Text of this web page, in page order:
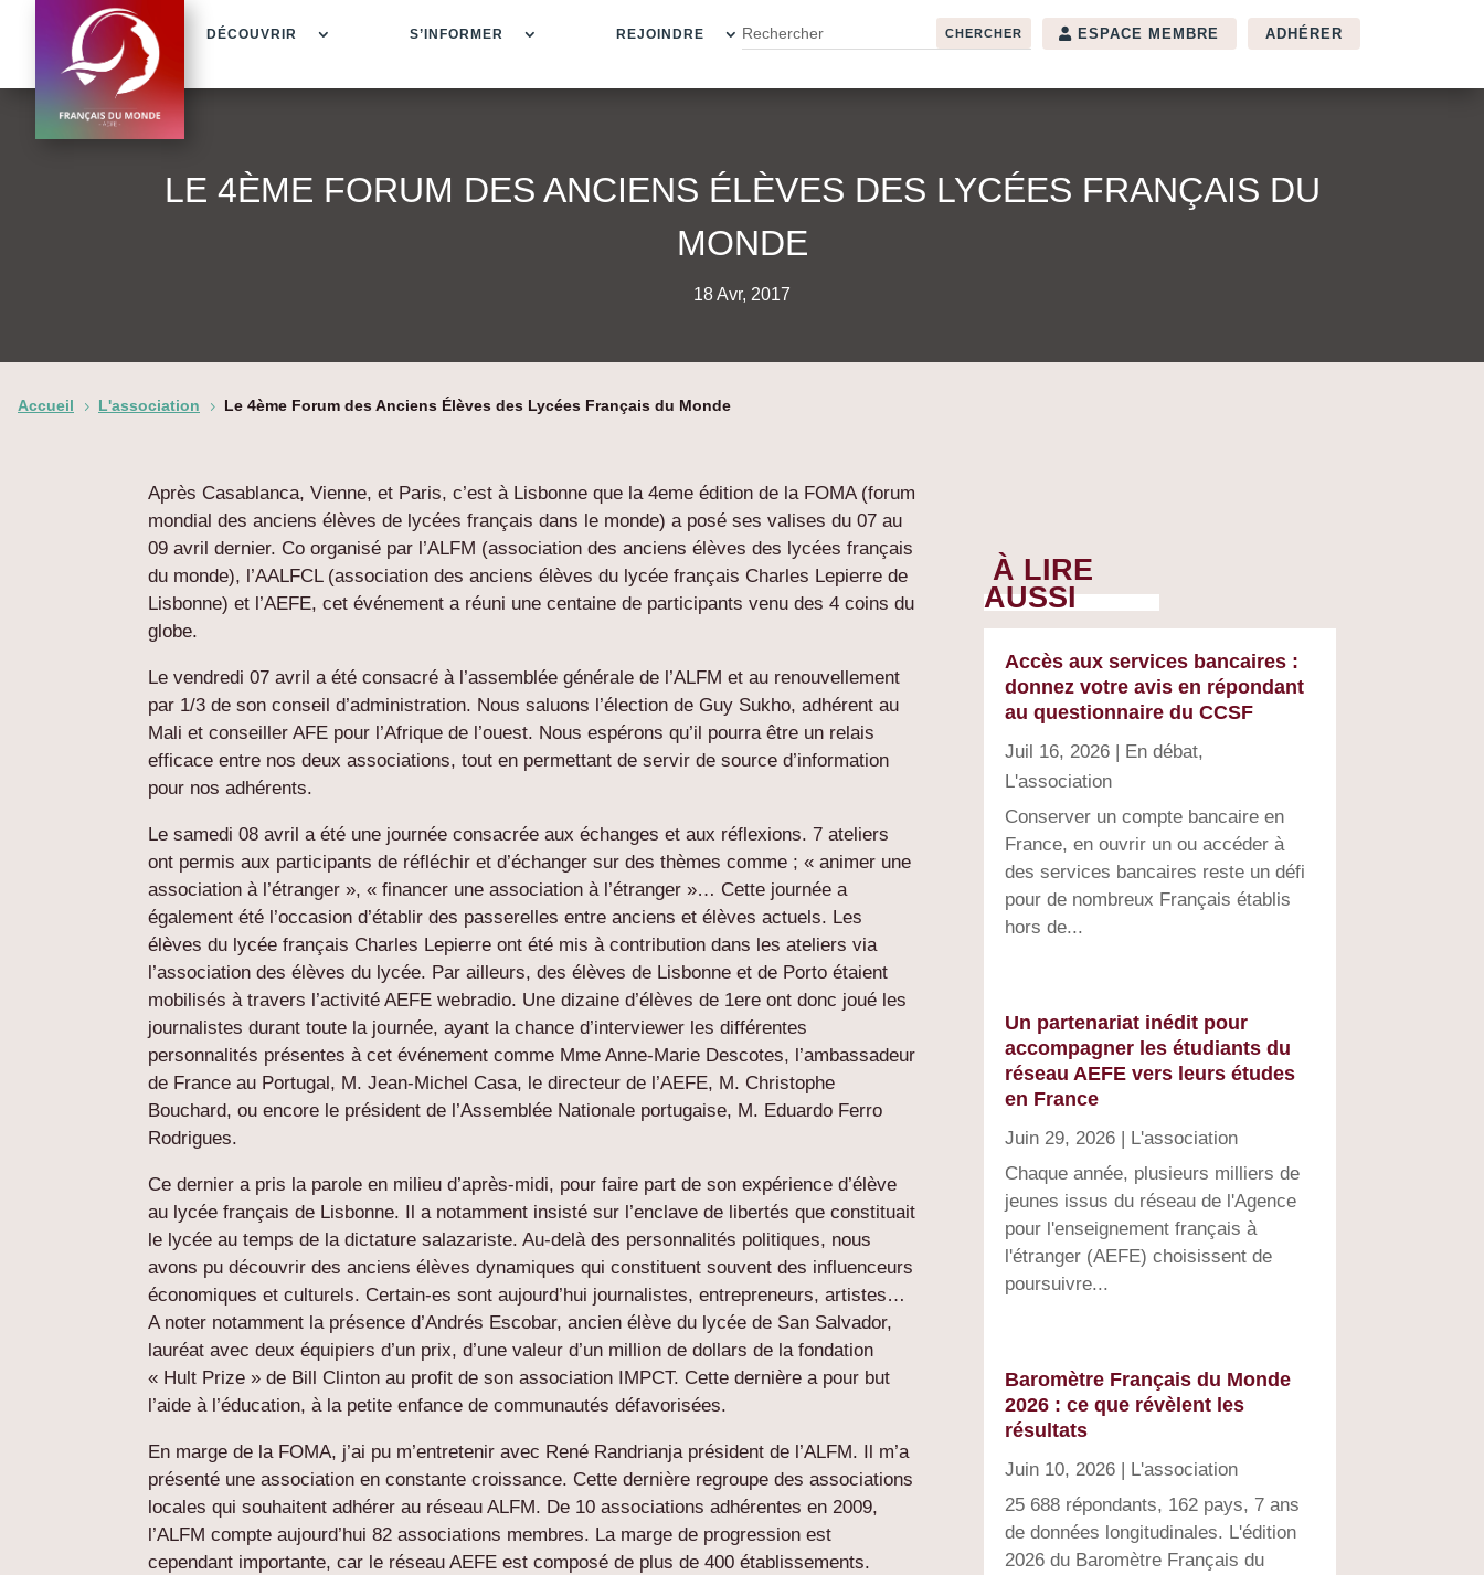
DÉCOUVRIR S’INFORMER REJOINDRE ESPACE MEMBRE ADHÉRER
LE 4ÈME FORUM DES ANCIENS ÉLÈVES DES LYCÉES FRANÇAIS DU
MONDE
18 Avr, 2017
Accueil 5 L'association 5 Le 4ème Forum des Anciens Élèves des Lycées Français du Monde
Après Casablanca, Vienne, et Paris, c’est à Lisbonne que la 4eme édition de la FOMA (forum
mondial des anciens élèves de lycées français dans le monde) a posé ses valises du 07 au
09 avril dernier. Co organisé par l’ALFM (association des anciens élèves des lycées français
du monde), l’AALFCL (association des anciens élèves du lycée français Charles Lepierre de
Lisbonne) et l’AEFE, cet événement a réuni une centaine de participants venu des 4 coins du
globe.
Le vendredi 07 avril a été consacré à l’assemblée générale de l’ALFM et au renouvellement
par 1/3 de son conseil d’administration. Nous saluons l’élection de Guy Sukho, adhérent au
Mali et conseiller AFE pour l’Afrique de l’ouest. Nous espérons qu’il pourra être un relais
efficace entre nos deux associations, tout en permettant de servir de source d’information
pour nos adhérents.
Le samedi 08 avril a été une journée consacrée aux échanges et aux réflexions. 7 ateliers
ont permis aux participants de réfléchir et d’échanger sur des thèmes comme ; « animer une
association à l’étranger », « financer une association à l’étranger »… Cette journée a
également été l’occasion d’établir des passerelles entre anciens et élèves actuels. Les
élèves du lycée français Charles Lepierre ont été mis à contribution dans les ateliers via
l’association des élèves du lycée. Par ailleurs, des élèves de Lisbonne et de Porto étaient
mobilisés à travers l’activité AEFE webradio. Une dizaine d’élèves de 1ere ont donc joué les
journalistes durant toute la journée, ayant la chance d’interviewer les différentes
personnalités présentes à cet événement comme Mme Anne-Marie Descotes, l’ambassadeur
de France au Portugal, M. Jean-Michel Casa, le directeur de l’AEFE, M. Christophe
Bouchard, ou encore le président de l’Assemblée Nationale portugaise, M. Eduardo Ferro
Rodrigues.
Ce dernier a pris la parole en milieu d’après-midi, pour faire part de son expérience d’élève
au lycée français de Lisbonne. Il a notamment insisté sur l’enclave de libertés que constituait
le lycée au temps de la dictature salazariste. Au-delà des personnalités politiques, nous
avons pu découvrir des anciens élèves dynamiques qui constituent souvent des influenceurs
économiques et culturels. Certain-es sont aujourd’hui journalistes, entrepreneurs, artistes…
A noter notamment la présence d’Andrés Escobar, ancien élève du lycée de San Salvador,
lauréat avec deux équipiers d’un prix, d’une valeur d’un million de dollars de la fondation
« Hult Prize » de Bill Clinton au profit de son association IMPCT. Cette dernière a pour but
l’aide à l’éducation, à la petite enfance de communautés défavorisées.
En marge de la FOMA, j’ai pu m’entretenir avec René Randrianja président de l’ALFM. Il m’a
présenté une association en constante croissance. Cette dernière regroupe des associations
locales qui souhaitent adhérer au réseau ALFM. De 10 associations adhérentes en 2009,
l’ALFM compte aujourd’hui 82 associations membres. La marge de progression est
cependant importante, car le réseau AEFE est composé de plus de 400 établissements.
À LIRE
AUSSI
Accès aux services bancaires :
donnez votre avis en répondant
au questionnaire du CCSF
Juil 16, 2026| En débat,
L'association
Conserver un compte bancaire en
France, en ouvrir un ou accéder à
des services bancaires reste un défi
pour de nombreux Français établis
hors de...
Un partenariat inédit pour
accompagner les étudiants du
réseau AEFE vers leurs études
en France
Juin 29, 2026| L'association
Chaque année, plusieurs milliers de
jeunes issus du réseau de l'Agence
pour l'enseignement français à
l'étranger (AEFE) choisissent de
poursuivre...
Baromètre Français du Monde
2026 : ce que révèlent les
résultats
Juin 10, 2026| L'association
25 688 répondants, 162 pays, 7 ans
de données longitudinales. L'édition
2026 du Baromètre Français du